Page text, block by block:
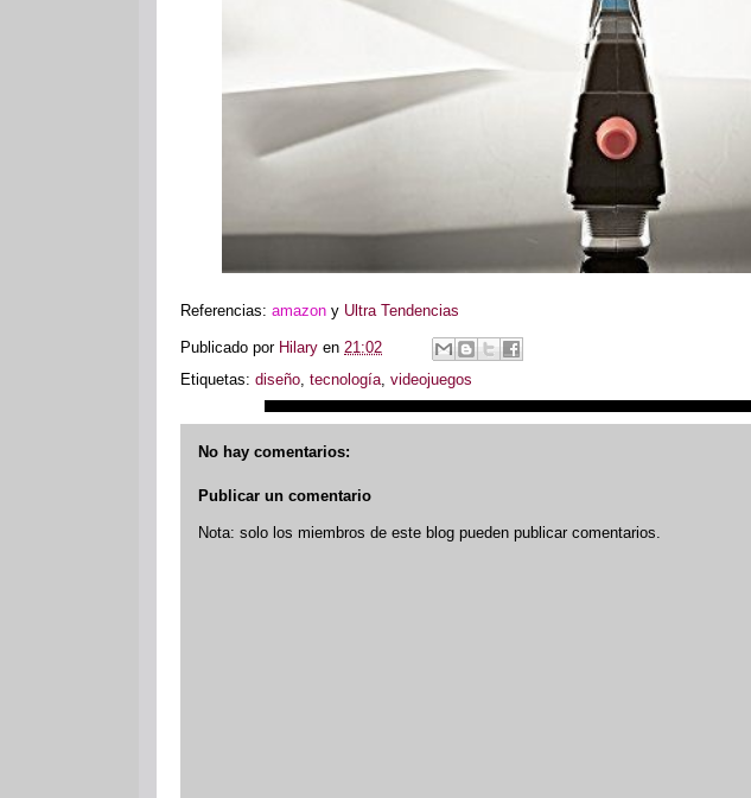
Referencias: amazon y Ultra Tendencias
Publicado por Hilary en 21:02
Etiquetas: diseño, tecnología, videojuegos
No hay comentarios:
Publicar un comentario
Nota: solo los miembros de este blog pueden publicar comentarios.